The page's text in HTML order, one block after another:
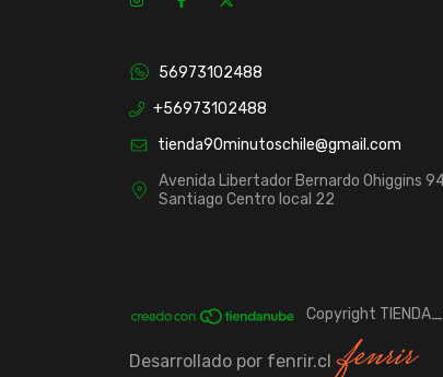
56973102488
+56973102488
tienda90minutoschile@gmail.com
Avenida Libertador Bernardo Ohiggins
Santiago Centro local 22
Copyright
Desarrollado por fenrir.cl